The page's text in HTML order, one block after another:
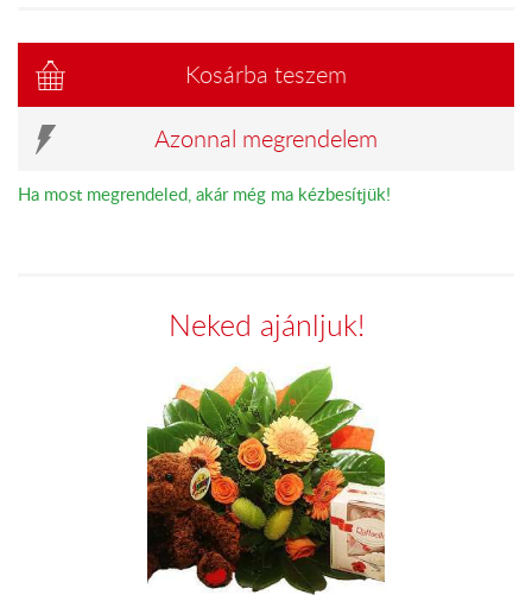
Kosárba teszem
Azonnal megrendelem
Ha most megrendeled, akár még ma kézbesítjük!
Neked ajánljuk!